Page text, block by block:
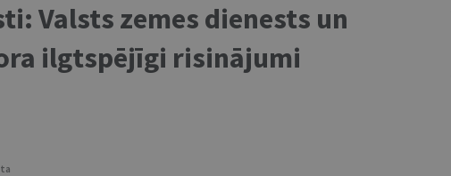
Valsts zemes dienests un
ilgtspējīgi risinājumi